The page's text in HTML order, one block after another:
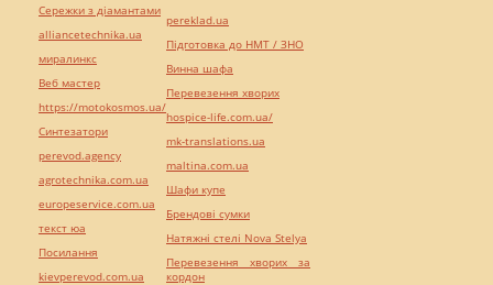
Сережки з діамантами
alliancetechnika.ua
миралинкс
Веб мастер
https://motokosmos.ua/
Синтезатори
perevod.agency
agrotechnika.com.ua
europeservice.com.ua
текст юа
Посилання
kievperevod.com.ua
pereklad.ua
Підготовка до НМТ / ЗНО
Винна шафа
Перевезення хворих
hospice-life.com.ua/
mk-translations.ua
maltina.com.ua
Шафи купе
Брендові сумки
Натяжні стелі Nova Stelya
Перевезення хворих за
кордон